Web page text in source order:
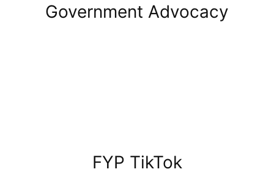
Government Advocacy
FYP TikTok